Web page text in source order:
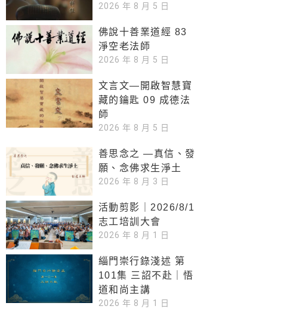
2026 年 8 月 5 日
佛說十善業道經 83
淨空老法師
2026 年 8 月 5 日
文言文—開啟智慧寶
藏的鑰匙 09 成德法
師
2026 年 8 月 5 日
善思念之 —真信、發
願、念佛求生淨土
2026 年 8 月 3 日
活動剪影｜2026/8/1
志工培訓大會
2026 年 8 月 1 日
緇門崇行錄淺述 第
101集 三詔不赴｜悟
道和尚主講
2026 年 8 月 1 日